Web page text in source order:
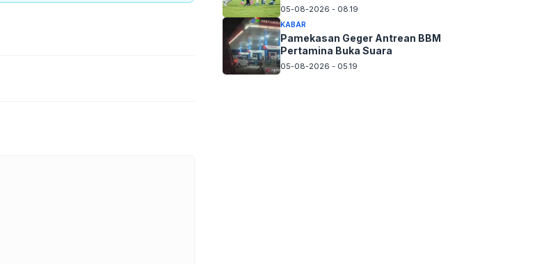
05-08-2026 - 08.19
KABAR
Pamekasan Geger Antrean BBM
Pertamina Buka Suara
05-08-2026 - 05.19